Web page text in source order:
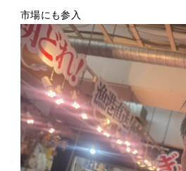
市場にも参入